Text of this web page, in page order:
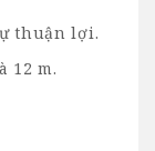
thuận lợi.
12 m.